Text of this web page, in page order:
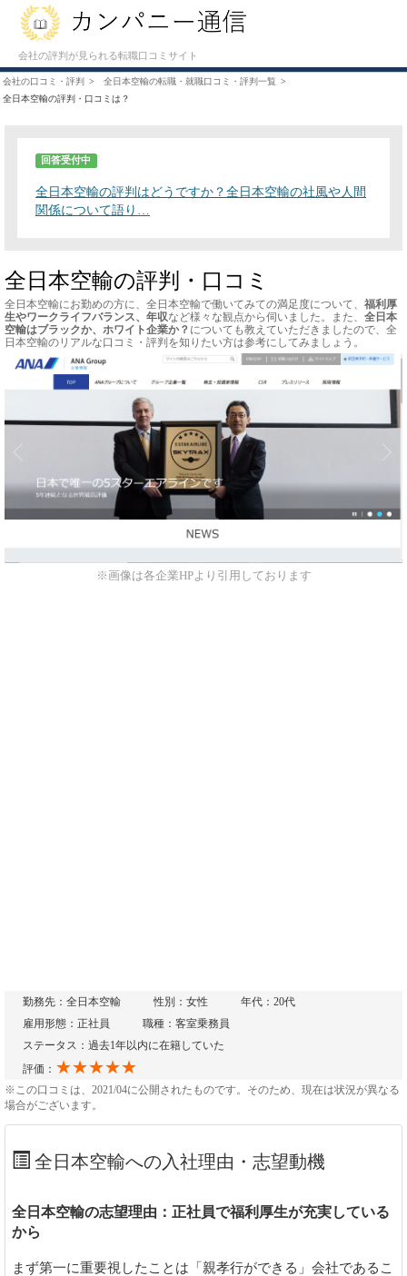
会社の評判が見られる転職口コミサイト
会社の口コミ・評判
全日本空輸の転職・就職口コミ・評判一覧
全日本空輸の評判・口コミは？
回答受付中
全日本空輸の評判はどうですか？全日本空輸の社風や人間
関係について語り…
全日本空輸の評判・口コミ
全日本空輸にお勤めの方に、全日本空輸で働いてみての満足度について、 福利厚
生やワークライフバランス、年収など様々な観点から伺いました。また、 全日本
空輸はブラックか、ホワイト企業か？ についても教えていただきましたので、全
日本空輸のリアルな口コミ・評判を知りたい方は参考にしてみましょう。
※画像は各企業HPより引用しております
勤務先：全日本空輸 性別：女性
年代：20代
雇用形態：正社員
職種：客室乗務員
ステータス：過去1年以内に在籍していた
評価： ★★★★★
※この口コミは、2021/04に公開されたものです。そのため、現在は状況が異なる
場合がございます。
全日本空輸への入社理由・志望動機
全日本空輸の志望理由：正社員で福利厚生が充実している
から
まず第一に重要視したことは「親孝行ができる」会社であるこ